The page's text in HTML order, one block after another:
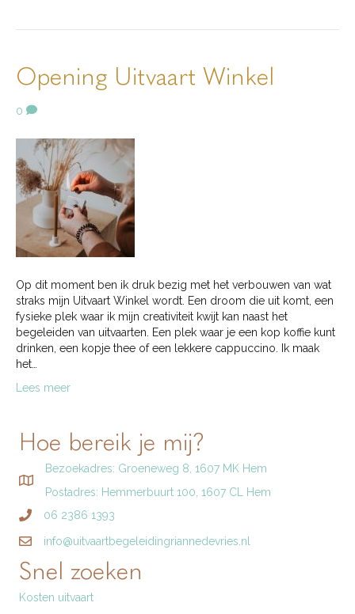
Opening Uitvaart Winkel
0
Op dit moment ben ik druk bezig met het verbouwen van wat
straks mijn Uitvaart Winkel wordt. Een droom die uit komt, een
fysieke plek waar ik mijn creativiteit kwijt kan naast het
begeleiden van uitvaarten. Een plek waar je een kop koffie kunt
drinken, een kopje thee of een lekkere cappuccino. Ik maak
het…
Lees meer
Hoe bereik je mij?
Bezoekadres: Groeneweg 8, 1607 MK Hem
Postadres: Hemmerbuurt 100, 1607 CL Hem
06 2386 1393
info@uitvaartbegeleidingriannedevries.nl
Snel zoeken
Kosten uitvaart